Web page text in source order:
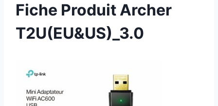
Fiche Produit Archer
T2U(EU&US)_3.0